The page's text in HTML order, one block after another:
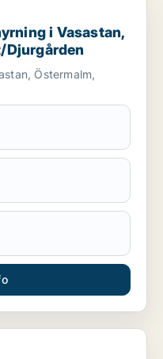
Östermalm eller
i Vasastan,
Djurgården
Östermalm,
uthyrning i Södermalm